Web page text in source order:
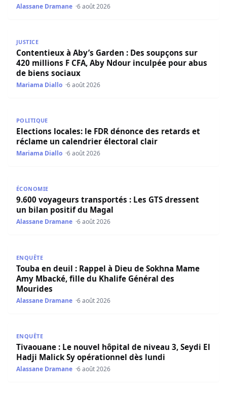
Alassane Dramane 6 août 2026
JUSTICE
Contentieux à Aby’s Garden : Des soupçons sur
420 millions F CFA, Aby Ndour inculpée pour abus
de biens sociaux
Mariama Diallo 6 août 2026
POLITIQUE
Elections locales: le FDR dénonce des retards et
réclame un calendrier électoral clair
Mariama Diallo 6 août 2026
ÉCONOMIE
9.600 voyageurs transportés : Les GTS dressent
un bilan positif du Magal
Alassane Dramane 6 août 2026
ENQUÊTE
Touba en deuil : Rappel à Dieu de Sokhna Mame
Amy Mbacké, fille du Khalife Général des
Mourides
Alassane Dramane 6 août 2026
ENQUÊTE
Tivaouane : Le nouvel hôpital de niveau 3, Seydi El
Hadji Malick Sy opérationnel dès lundi
Alassane Dramane 6 août 2026